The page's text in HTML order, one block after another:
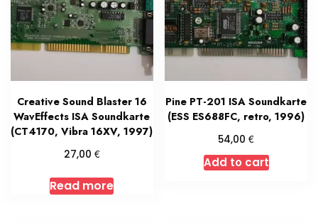
Creative Sound Blaster 16
WavEffects ISA Soundkarte
(CT4170, Vibra 16XV, 1997)
27,00 €
Read more
Pine PT-201 ISA Soundkarte
(ESS ES688FC, retro, 1996)
54,00€
Add to cart